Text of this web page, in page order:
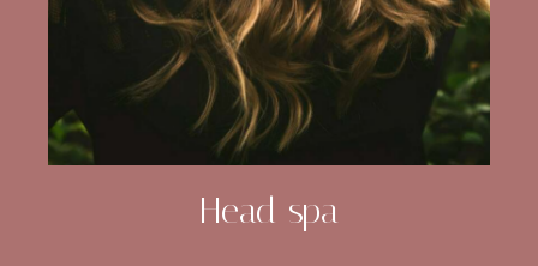
Head spa